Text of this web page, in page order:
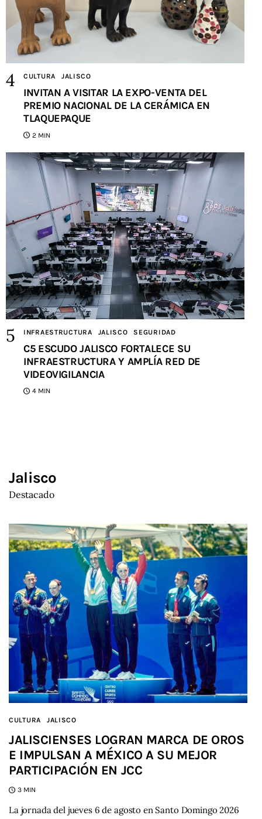
CULTURA JALISCO
INVITAN A VISITAR LA EXPO-VENTA DEL
PREMIO NACIONAL DE LA CERÁMICA EN
TLAQUEPAQUE
2 MIN
INFRAESTRUCTURA JALISCO SEGURIDAD
C5 ESCUDO JALISCO FORTALECE SU
INFRAESTRUCTURA Y AMPLÍA RED DE
VIDEOVIGILANCIA
4 MIN
Jalisco
Destacado
CULTURA JALISCO
JALISCIENSES LOGRAN MARCA DE OROS
E IMPULSAN A MÉXICO A SU MEJOR
PARTICIPACIÓN EN JCC
3 MIN
La jornada del jueves 6 de agosto en Santo Domingo 2026